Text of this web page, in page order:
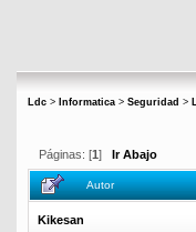
Ldc > Informatica > Seguridad >
Páginas: [1 ] Ir Abajo
Autor
Kikesan